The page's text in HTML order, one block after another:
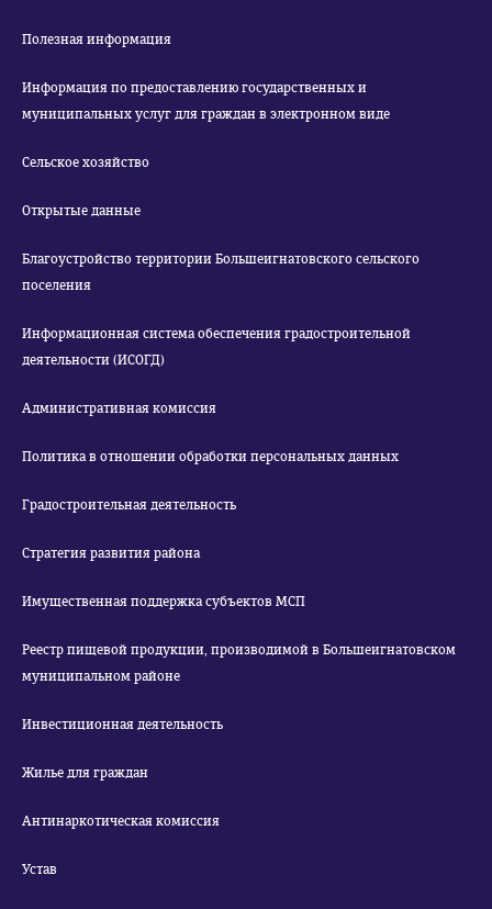
Полезная информация
Информация по предоставлению государственных и
муниципальных услуг для граждан в электронном виде
Сельское хозяйство
Открытые данные
Благоустройство территории Большеигнатовского сельского
поселения
Информационная система обеспечения градостроительной
деятельности (ИСОГД)
Административная комиссия
Политика в отношении обработки персональных данных
Градостроительная деятельность
Стратегия развития района
Имущественная поддержка субъектов МСП
Реестр пищевой продукции, производимой в Большеигнатовском
муниципальном районе
Инвестиционная деятельность
Жилье для граждан
Антинаркотическая комиссия
Устав